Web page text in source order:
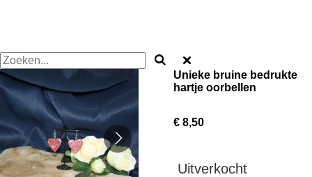
Unieke bruine bedrukte
hartje oorbellen
€ 8,50
Uitverkocht